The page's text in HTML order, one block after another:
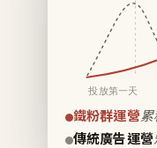
投放第一天
鐵粉群運營
傳統廣告運營